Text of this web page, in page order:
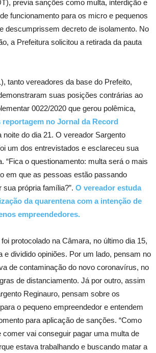
previa sanções como multa, interdição e
funcionamento para os micro e pequenos
descumprissem decreto de isolamento. No
a Prefeitura solicitou a retirada da pauta
tanto vereadores da base do Prefeito,
suas posições contrárias ao
0022/2020 que gerou polêmica,
reportagem no Jornal da Record
noite do dia 21. O vereador Sargento
um dos entrevistados e esclareceu sua
“Fica o questionamento: multa será o mais
em que as pessoas estão passando
própria família?”. O vereador estuda
da quarentena com a intenção de
empreendedores.
protocolado na Câmara, no último dia 15,
e dividido opiniões. Por um lado, pensam no
de contaminação do novo coronavírus, no
de distanciamento. Já por outro, assim
Reginauro, pensam sobre os
o pequeno empreendedor e entendem
para aplicação de sanções. “Como
comer vai conseguir pagar uma multa de
estava trabalhando e buscando matar a